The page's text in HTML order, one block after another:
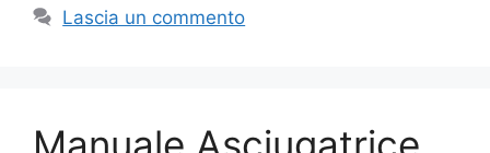
Lascia un commento